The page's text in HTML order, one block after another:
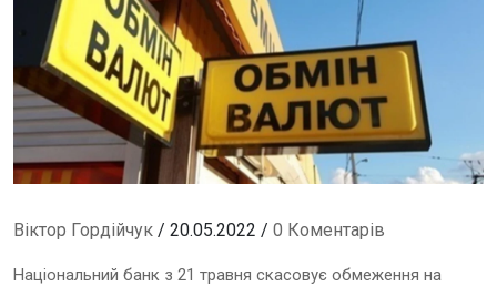
Віктор Гордійчук / 20.05.2022 / 0 Коментарів
Національний банк з 21 травня скасовує обмеження на